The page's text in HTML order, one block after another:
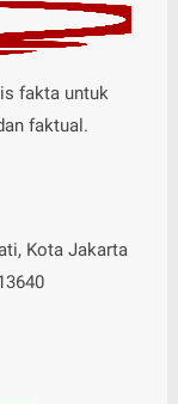
fakta untuk
faktual.
Kota Jakarta